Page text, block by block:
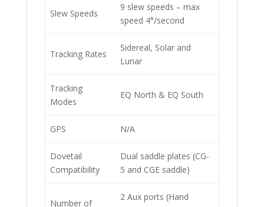
Slew Speeds
9 slew speeds – max
speed 4°/second
Tracking Rates
Sidereal, Solar and
Lunar
Tracking
Modes
EQ North & EQ South
GPS N/A
Dovetail
Compatibility
Dual saddle plates (CG-
5 and CGE saddle)
Number of
2 Aux ports (Hand